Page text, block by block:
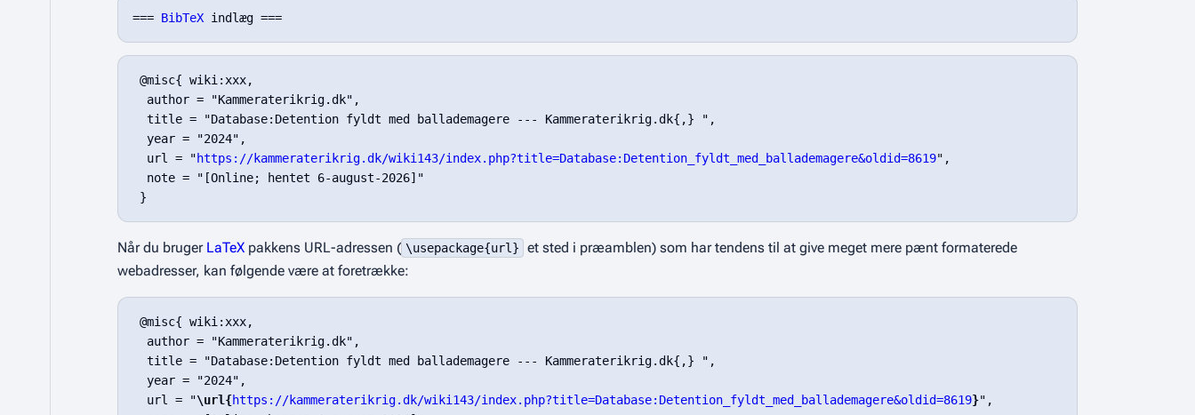
=== BibTeX
@misc{ wiki:xxx,
  author = "Kammeraterikrig.dk",
  title = "Database:Detention fyldt med ballademagere --- Kammeraterikrig.dk{,} ",
  year = "2024",
  url = "
https://kammeraterikrig.dk/wiki143/index.php?title=Database:Detention_fyldt_med_ballademagere&oldid=8619",
  note = "[Online; hentet 6-august-2026]"
Når du bruger LaTeX pakkens URL-adressen ( \usepackage{url}
et sted i præamblen) som har tendens til at give meget mere pænt formaterede
webadresser, kan følgende være at foretrække:
@misc{ wiki:xxx,
  author = "Kammeraterikrig.dk",
  title = "Database:Detention fyldt med ballademagere --- Kammeraterikrig.dk{,} ",
  year = "2024",
  url = "
\url{https://kammeraterikrig.dk/wiki143/index.php?title=Database:Detention_fyldt_med_ballademagere&oldid=8619}",